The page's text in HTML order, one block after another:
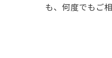
も、何度でもご